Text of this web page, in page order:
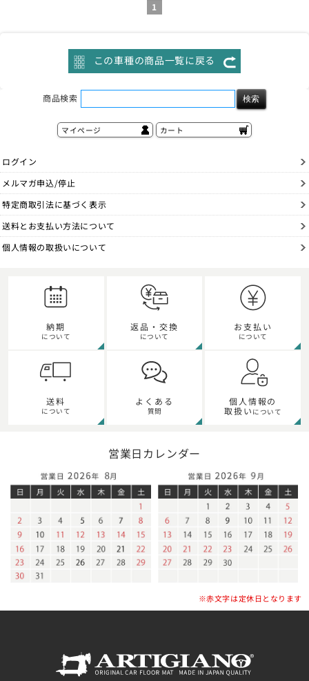
1
この車種の商品一覧に戻る
商品検索
マイページ カート
ログイン
メルマガ申込/停止
特定商取引法に基づく表示
送料とお支払い方法について
個人情報の取扱いについて
納期
について
返品・交換
について
お支払い
について
送料
について
よくある
質問
個人情報の
取扱い について
営業日カレンダー
※赤文字は定休日となります